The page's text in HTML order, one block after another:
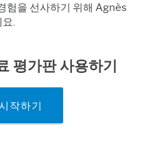
험을 선사하기 위해 Agnès
요.
평가판 사용하기
작하기